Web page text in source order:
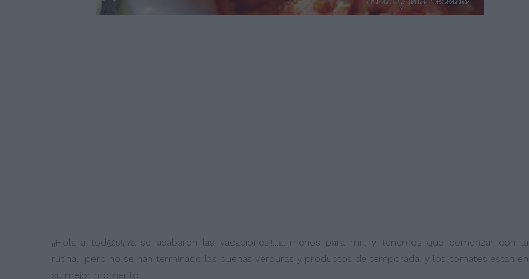
¡¡Hola a tod@s!¡¡Ya se acabaron las vacaciones!!...al menos para mi... y tenemos que comenzar con la
rutina... pero no se han terminado las buenas verduras y productos de temporada, y los tomates están en
su mejor momento.